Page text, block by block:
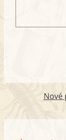
Nové